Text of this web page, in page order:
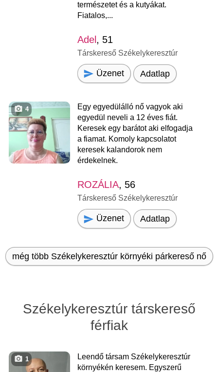
természetet és a kutyákat.
Fiatalos,...
Adel , 51
Társkereső Székelykeresztúr
Üzenet Adatlap
4
Egy egyedülálló nő vagyok aki
egyedül neveli a 12 éves fiát.
Keresek egy barátot aki elfogadja
a fiamat. Komoly kapcsolatot
keresek kalandorok nem
érdekelnek.
ROZÁLIA, 56
Társkereső Székelykeresztúr
Üzenet Adatlap
még több Székelykeresztúr környéki párkereső nő
Székelykeresztúr társkereső
férfiak
1
Leendő társam Székelykeresztúr
környékén keresem. Egyszerű